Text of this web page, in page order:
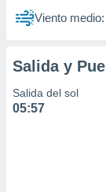
Viento medio:
Salida y
Salida del sol
05:57